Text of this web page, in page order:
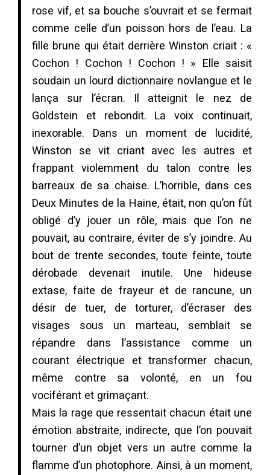
rose vif, et sa bouche s’ouvrait et se fermait
comme celle d’un poisson hors de l’eau. La
fille brune qui était derrière Winston criait : «
Cochon ! Cochon ! Cochon ! » Elle saisit
soudain un lourd dictionnaire novlangue et le
lança sur l’écran. Il atteignit le nez de
Goldstein et rebondit. La voix continuait,
inexorable. Dans un moment de lucidité,
Winston se vit criant avec les autres et
frappant violemment du talon contre les
barreaux de sa chaise. L’horrible, dans ces
Deux Minutes de la Haine, était, non qu’on fût
obligé d’y jouer un rôle, mais que l’on ne
pouvait, au contraire, éviter de s’y joindre. Au
bout de trente secondes, toute feinte, toute
dérobade devenait inutile. Une hideuse
extase, faite de frayeur et de rancune, un
désir de tuer, de torturer, d’écraser des
visages sous un marteau, semblait se
répandre dans l’assistance comme un
courant électrique et transformer chacun,
même contre sa volonté, en un fou
vociférant et grimaçant.
Mais la rage que ressentait chacun était une
émotion abstraite, indirecte, que l’on pouvait
tourner d’un objet vers un autre comme la
flamme d’un photophore. Ainsi, à un moment,